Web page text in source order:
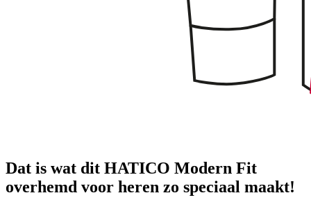
Dat is wat dit HATICO Modern Fit
overhemd voor heren zo speciaal maakt!